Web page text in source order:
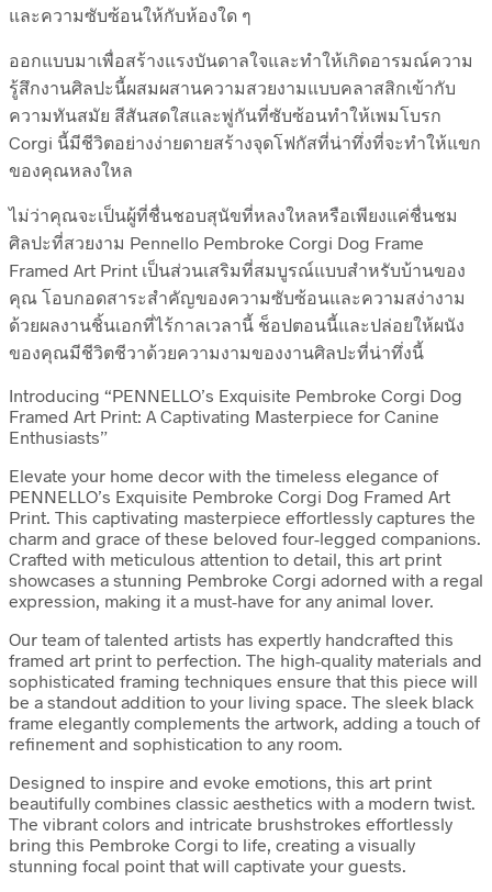
และความซับซ้อนให้กับห้องใด ๆ
ออกแบบมาเพื่อสร้างแรงบันดาลใจและทำให้เกิดอารมณ์ความ
รู้สึกงานศิลปะนี้ผสมผสานความสวยงามแบบคลาสสิกเข้ากับ
ความทันสมัย สีสันสดใสและพู่กันที่ซับซ้อนทำให้เพมโบรก
Corgi นี้มีชีวิตอย่างง่ายดายสร้างจุดโฟกัสที่น่าทึ่งที่จะทำให้แขก
ของคุณหลงใหล
ไม่ว่าคุณจะเป็นผู้ที่ชื่นชอบสุนัขที่หลงใหลหรือเพียงแค่ชื่นชม
ศิลปะที่สวยงาม Pennello Pembroke Corgi Dog Frame
Framed Art Print เป็นส่วนเสริมที่สมบูรณ์แบบสำหรับบ้านของ
คุณ โอบกอดสาระสำคัญของความซับซ้อนและความสง่างาม
ด้วยผลงานชิ้นเอกที่ไร้กาลเวลานี้ ช็อปตอนนี้และปล่อยให้ผนัง
ของคุณมีชีวิตชีวาด้วยความงามของงานศิลปะที่น่าทึ่งนี้
Introducing “PENNELLO’s Exquisite Pembroke Corgi Dog
Framed Art Print: A Captivating Masterpiece for Canine
Enthusiasts”
Elevate your home decor with the timeless elegance of
PENNELLO’s Exquisite Pembroke Corgi Dog Framed Art
Print. This captivating masterpiece effortlessly captures the
charm and grace of these beloved four-legged companions.
Crafted with meticulous attention to detail, this art print
showcases a stunning Pembroke Corgi adorned with a regal
expression, making it a must-have for any animal lover.
Our team of talented artists has expertly handcrafted this
framed art print to perfection. The high-quality materials and
sophisticated framing techniques ensure that this piece will
be a standout addition to your living space. The sleek black
frame elegantly complements the artwork, adding a touch of
refinement and sophistication to any room.
Designed to inspire and evoke emotions, this art print
beautifully combines classic aesthetics with a modern twist.
The vibrant colors and intricate brushstrokes effortlessly
bring this Pembroke Corgi to life, creating a visually
stunning focal point that will captivate your guests.